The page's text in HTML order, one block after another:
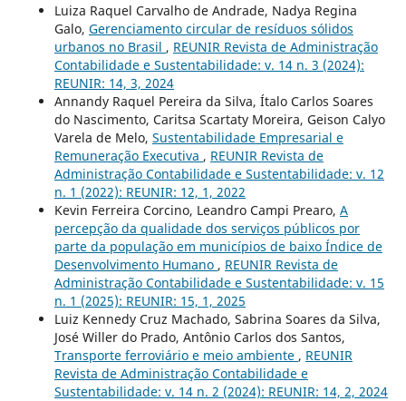
Luiza Raquel Carvalho de Andrade, Nadya Regina
Galo, Gerenciamento circular de resíduos sólidos
urbanos no Brasil , REUNIR Revista de Administração
Contabilidade e Sustentabilidade: v. 14 n. 3 (2024):
REUNIR: 14, 3, 2024
Annandy Raquel Pereira da Silva, Ítalo Carlos Soares
do Nascimento, Caritsa Scartaty Moreira, Geison Calyo
Varela de Melo, Sustentabilidade Empresarial e
Remuneração Executiva , REUNIR Revista de
Administração Contabilidade e Sustentabilidade: v. 12
n. 1 (2022): REUNIR: 12, 1, 2022
Kevin Ferreira Corcino, Leandro Campi Prearo, A
percepção da qualidade dos serviços públicos por
parte da população em municípios de baixo Índice de
Desenvolvimento Humano , REUNIR Revista de
Administração Contabilidade e Sustentabilidade: v. 15
n. 1 (2025): REUNIR: 15, 1, 2025
Luiz Kennedy Cruz Machado, Sabrina Soares da Silva,
José Willer do Prado, Antônio Carlos dos Santos,
Transporte ferroviário e meio ambiente , REUNIR
Revista de Administração Contabilidade e
Sustentabilidade: v. 14 n. 2 (2024): REUNIR: 14, 2, 2024